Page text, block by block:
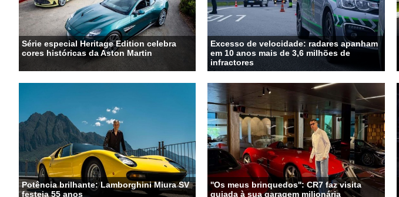
Série especial Heritage Edition celebra
cores históricas da Aston Martin
Excesso de velocidade: radares apanham
em 10 anos mais de 3,6 milhões de
infractores
Potência brilhante: Lamborghini Miura SV
festeja 55 anos
''Os meus brinquedos'': CR7 faz visita
guiada à sua garagem milionária